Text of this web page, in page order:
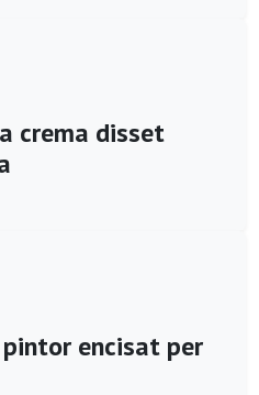
crema disset
encisat per